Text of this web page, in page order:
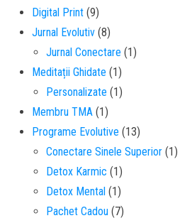
Digital Print (9)
Jurnal Evolutiv (8)
Jurnal Conectare (1)
Meditații Ghidate (1)
Personalizate (1)
Membru TMA (1)
Programe Evolutive (13)
Conectare Sinele Superior (1)
Detox Karmic (1)
Detox Mental (1)
Pachet Cadou (7)